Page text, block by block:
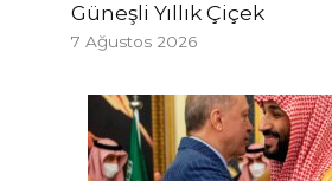
Güneşli Yıllık Çiçek
7 Ağustos 2026